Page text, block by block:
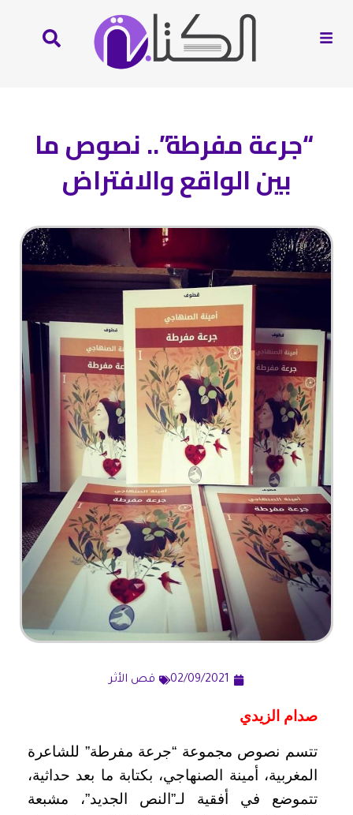
“جرعة مفرطة”.. نصوص ما
بين الواقع والافتراض
02/09/2021 قص الأثر
صدام الزيدي
تتسم نصوص مجموعة “جرعة مفرطة” للشاعرة
المغربية، أمينة الصنهاجي، بكتابة ما بعد حداثية،
تتموضع في أفقية لـ”النص الجديد”، مشبعة